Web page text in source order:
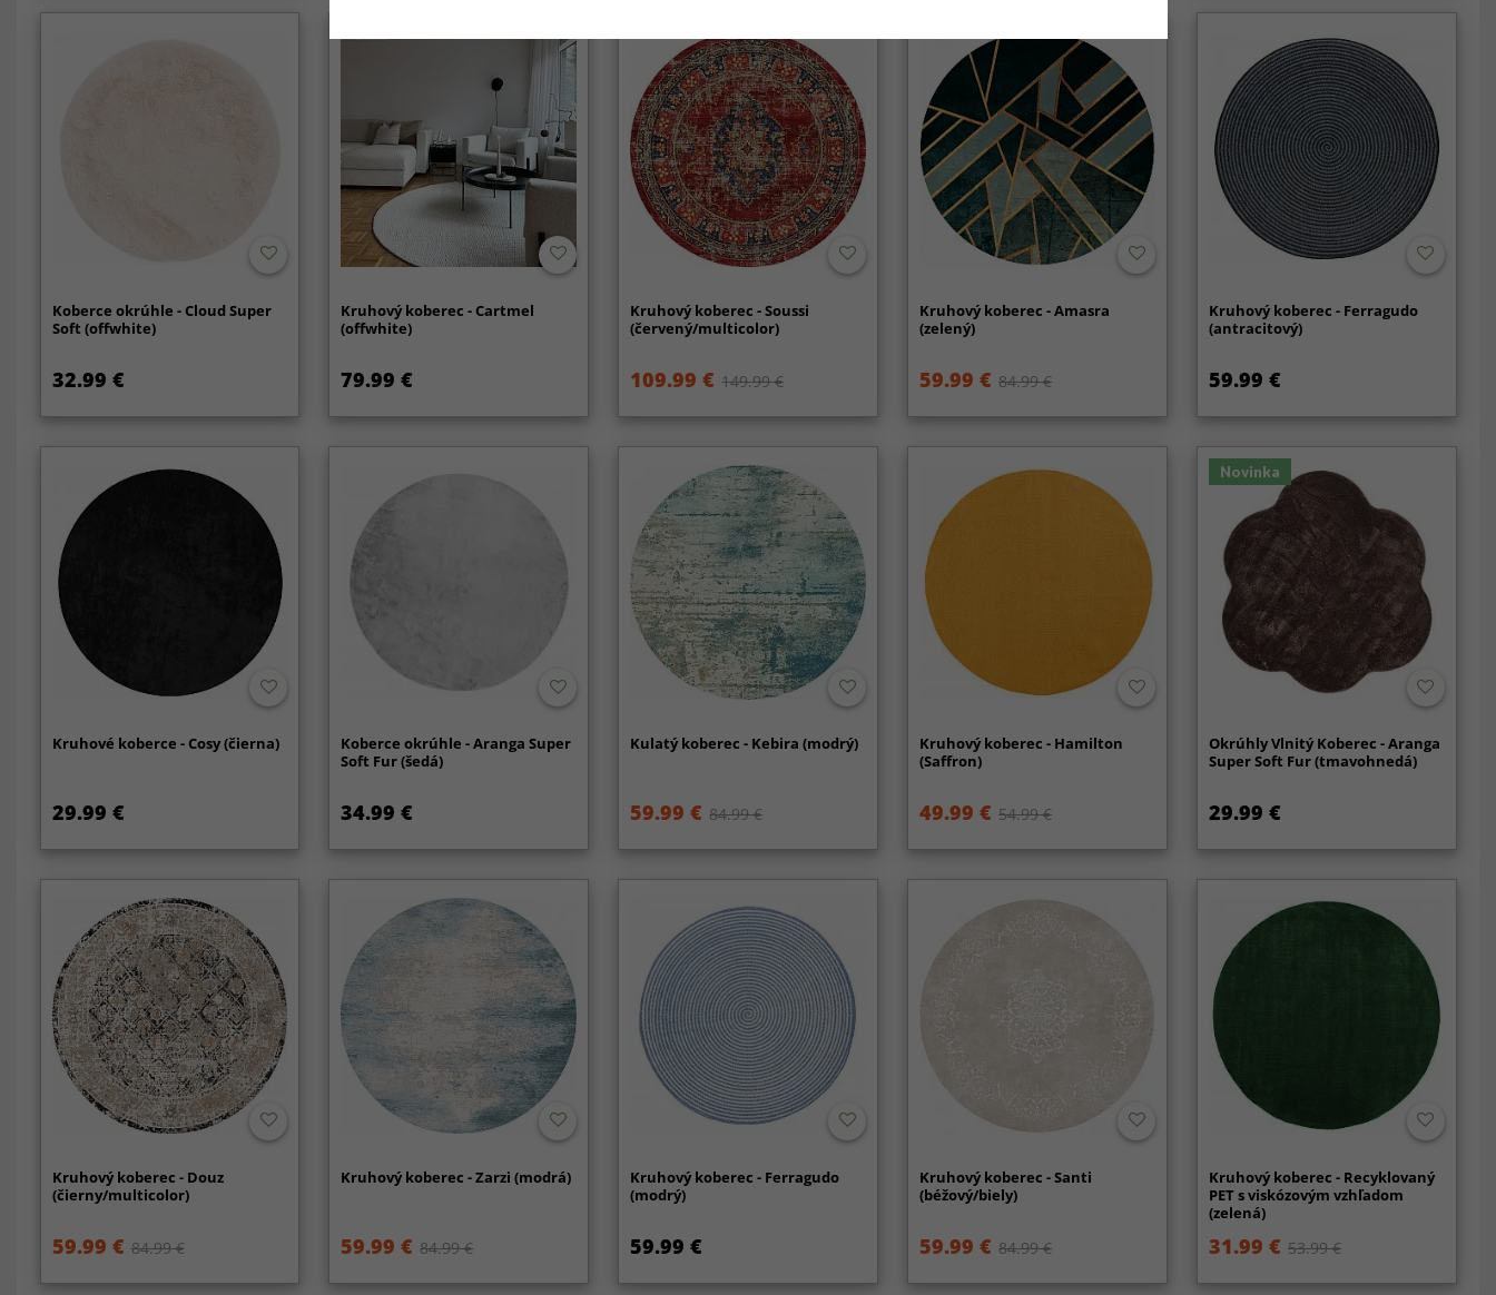
Koberce okrúhle - Cloud Super
Soft (offwhite)
32.99 €
Kruhový koberec - Cartmel
(offwhite)
79.99 €
Kruhový koberec - Soussi
(červený/multicolor)
109.99 € 149.99 €
Kruhový koberec - Amasra
(zelený)
59.99 € 84.99 €
Kruhový koberec - Ferragudo
(antracitový)
59.99 €
Kruhové koberce - Cosy (čierna)
29.99 €
Koberce okrúhle - Aranga Super
Soft Fur (šedá)
34.99 €
Kulatý koberec - Kebira (modrý)
59.99 € 84.99 €
Kruhový koberec - Hamilton
(Saffron)
49.99 € 54.99 €
Novinka
Okrúhly Vlnitý Koberec - Aranga
Super Soft Fur (tmavohnedá)
29.99 €
Kruhový koberec - Douz
(čierny/multicolor)
59.99 € 84.99 €
Kruhový koberec - Zarzi (modrá)
59.99 € 84.99 €
Kruhový koberec - Ferragudo
(modrý)
59.99 €
Kruhový koberec - Santi
(béžový/biely)
59.99 € 84.99 €
Kruhový koberec - Recyklovaný
PET s viskózovým vzhľadom
(zelená)
31.99 € 53.99 €